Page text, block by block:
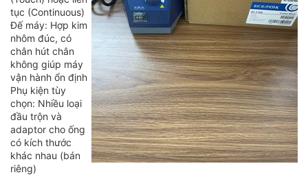
tục (Continuous)
Đế máy: Hợp kim
nhôm đúc, có
chân hút chân
không giúp máy
vận hành ổn định
Phụ kiện tùy
chọn: Nhiều loại
đầu trộn và
adaptor cho ống
có kích thước
khác nhau (bán
riêng)